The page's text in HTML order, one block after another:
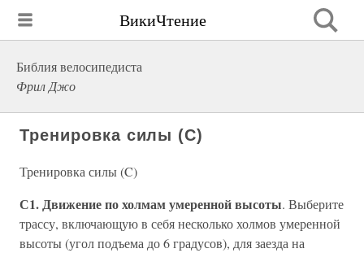
ВикиЧтение
Библия велосипедиста
Фрил Джо
Тренировка силы (C)
Тренировка силы (C)
С1. Движение по холмам умеренной высоты. Выберите
трассу, включающую в себя несколько холмов умеренной
высоты (угол подъема до 6 градусов), для заезда на